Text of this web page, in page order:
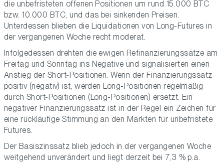
die unbefristeten offenen Positionen um rund 15.000 BTC
bzw. 10.000 BTC, und das bei sinkenden Preisen.
Unterdessen blieben die Liquidationen von Long-Futures in
der vergangenen Woche recht moderat.
Infolgedessen drehten die ewigen Refinanzierungssätze am
Freitag und Sonntag ins Negative und signalisierten einen
Anstieg der Short-Positionen. Wenn der Finanzierungssatz
positiv (negativ) ist, werden Long-Positionen regelmäßig
durch Short-Positionen (Long-Positionen) ersetzt. Ein
negativer Finanzierungssatz ist in der Regel ein Zeichen für
eine rückläufige Stimmung an den Märkten für unbefristete
Futures.
Der Basiszinssatz blieb jedoch in der vergangenen Woche
weitgehend unverändert und liegt derzeit bei 7,3 % p.a.